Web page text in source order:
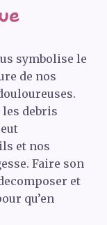
symbolise le
de nos
debris
et nos
Faire son
et
qu’en